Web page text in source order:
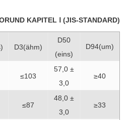
KAPITEL Ⅰ (JIS-STANDARD)
D3(ähm)
D50
(eins)
D94(um)
≤103
57,0 ±
3,0
≥40
≤87
48,0 ±
3,0
≥33